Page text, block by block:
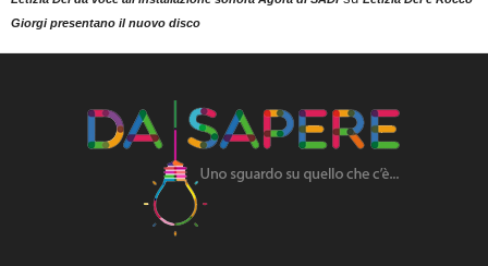
Giorgi presentano il nuovo disco